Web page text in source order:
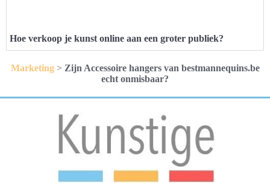
Hoe verkoop je kunst online aan een groter publiek?
Marketing> Zijn Accessoire hangers van bestmannequins.be
echt onmisbaar?